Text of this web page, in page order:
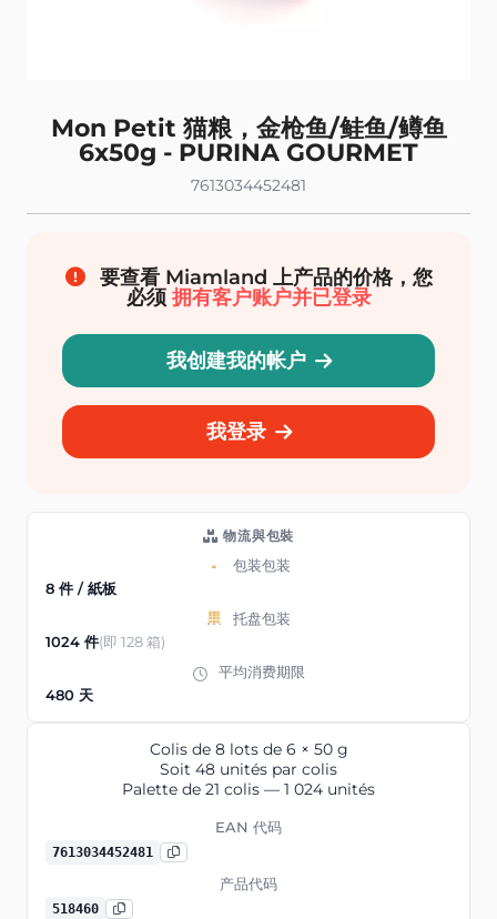
Mon Petit 猫粮，金枪鱼/鲑鱼/鳟鱼
6x50g - PURINA GOURMET
7613034452481
要查看 Miamland 上产品的价格，您
必须 拥有客户账户并已登录
我创建我的帐户
我登录
物流與包裝
包装包装
8 件 / 紙板
托盘包装
1024 件(即 128 箱)
平均消费期限
480 天
Colis de 8 lots de 6 × 50 g
Soit 48 unités par colis
Palette de 21 colis — 1 024 unités
EAN 代码
7613034452481
产品代码
518460